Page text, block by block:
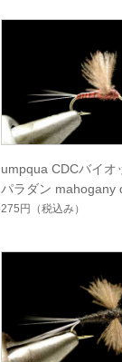
umpqua CDCバイオ
パラダン mahogany
275円 （税込み）